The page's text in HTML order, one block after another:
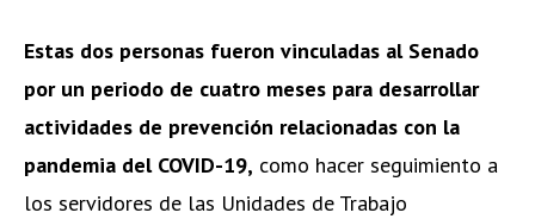
Estas dos personas fueron vinculadas al Senado
por un periodo de cuatro meses para desarrollar
actividades de prevención relacionadas con la
pandemia del COVID-19, como hacer seguimiento a
los servidores de las Unidades de Trabajo